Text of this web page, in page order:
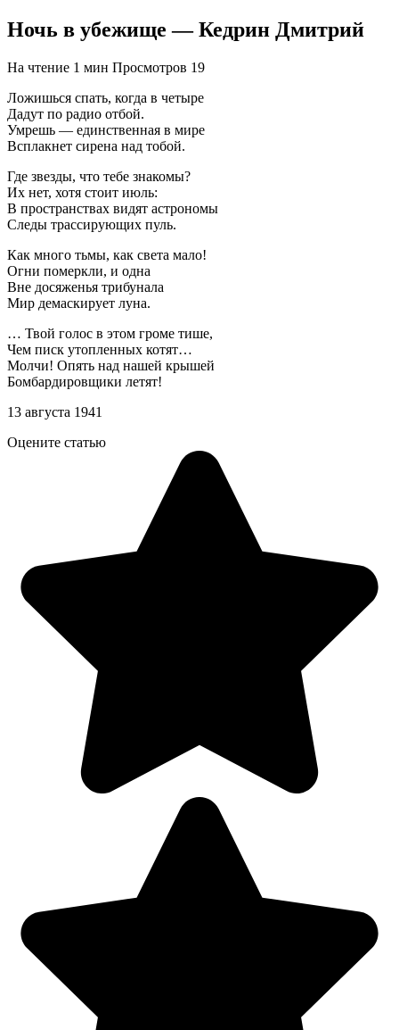
Ночь в убежище — Кедрин Дмитрий
На чтение 1 мин Просмотров 19
Ложишься спать, когда в четыре
Дадут по радио отбой.
Умрешь — единственная в мире
Всплакнет сирена над тобой.
Где звезды, что тебе знакомы?
Их нет, хотя стоит июль:
В пространствах видят астрономы
Следы трассирующих пуль.
Как много тьмы, как света мало!
Огни померкли, и одна
Вне досяженья трибунала
Мир демаскирует луна.
… Твой голос в этом громе тише,
Чем писк утопленных котят…
Молчи! Опять над нашей крышей
Бомбардировщики летят!
13 августа 1941
Оцените статью